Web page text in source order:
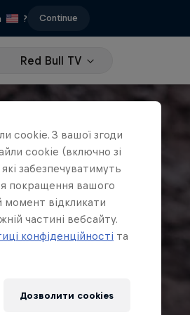
? Continue
Red Bull TV
cookie. З вашої згоди
cookie (включно зі
забезпечуватимуть
покращення вашого
момент відкликати
частині вебсайту.
конфіденційності та
Дозволити cookies